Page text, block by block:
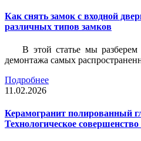
Как снять замок с входной
различных типов замков
В этой статье мы
демонтажа самых
Подробнее
11.02.2026
Керамогранит полированный
Технологическое совершенство